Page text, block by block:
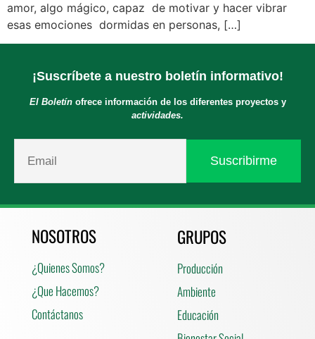
amor, algo mágico, capaz de motivar y hacer vibrar
esas emociones dormidas en personas, […]
¡Suscríbete a nuestro boletín informativo!
El Boletínofrece información de los diferentes proyectos y
actividades.
NOSOTROS
¿Quienes Somos?
¿Que Hacemos?
Contáctanos
GRUPOS
Producción
Ambiente
Educación